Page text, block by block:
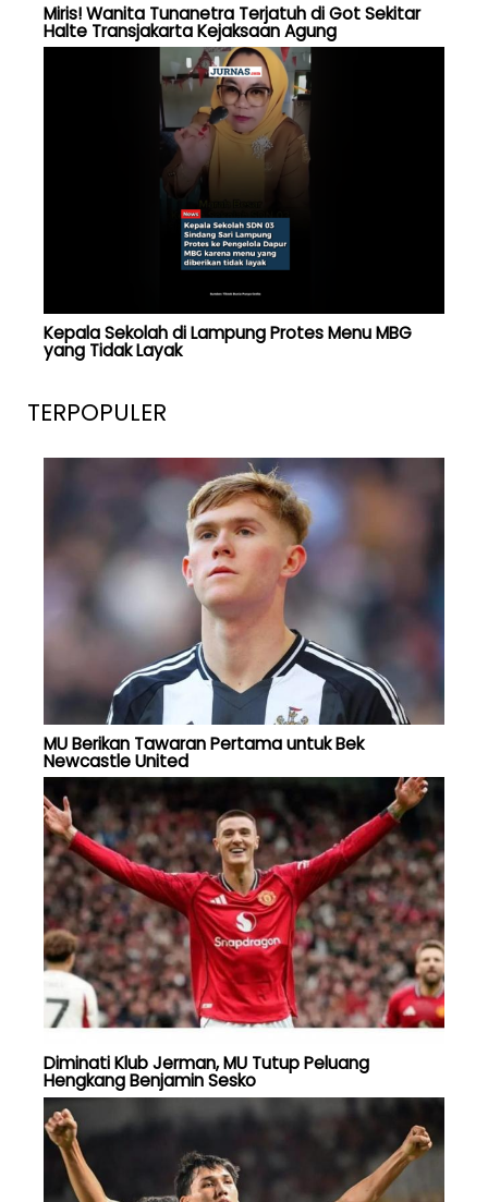
Miris! Wanita Tunanetra Terjatuh di Got Sekitar
Halte Transjakarta Kejaksaan Agung
Kepala Sekolah di Lampung Protes Menu MBG
yang Tidak Layak
TERPOPULER
MU Berikan Tawaran Pertama untuk Bek
Newcastle United
Diminati Klub Jerman, MU Tutup Peluang
Hengkang Benjamin Sesko